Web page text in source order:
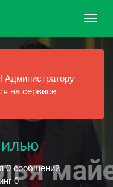
Администратору
на сервисе
0 сообщений
0